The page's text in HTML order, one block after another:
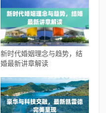
新时代婚姻理念与趋势，结
婚最新讲章解读